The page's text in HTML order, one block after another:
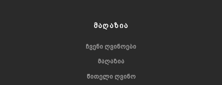
ᲛᲐᲦᲐᲖᲘᲐ
ᲩᲕᲔᲜᲘ ᲦᲕᲘᲜᲝᲔᲑᲘ
ᲛᲐᲦᲐᲖᲘᲐ
ᲬᲘᲗᲔᲚᲘ ᲦᲕᲘᲜᲝ